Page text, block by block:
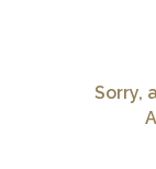
Sorry,